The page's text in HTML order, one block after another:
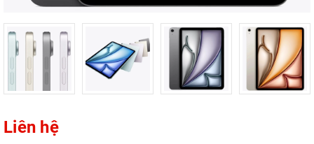
Liên hệ